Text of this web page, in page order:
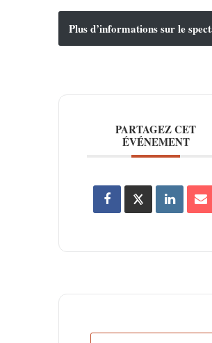
Plus d’informations sur le
PARTAGEZ CET
ÉVÉNEMENT